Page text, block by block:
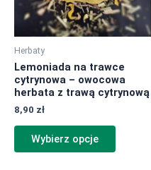
Herbaty
Lemoniada na trawce
cytrynowa – owocowa
herbata z trawą cytrynową
8,90 zł
Wybierz opcje
można
wybrać
produktu